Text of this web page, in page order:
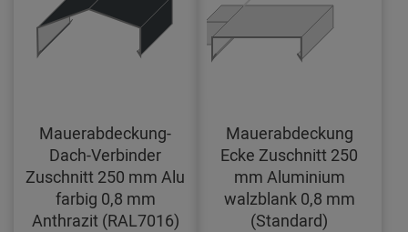
Mauerabdeckung-
Dach-Verbinder
Zuschnitt 250 mm Alu
farbig 0,8 mm
Anthrazit (RAL7016)
Mauerabdeckung
Ecke Zuschnitt 250
mm Aluminium
walzblank 0,8 mm
(Standard)